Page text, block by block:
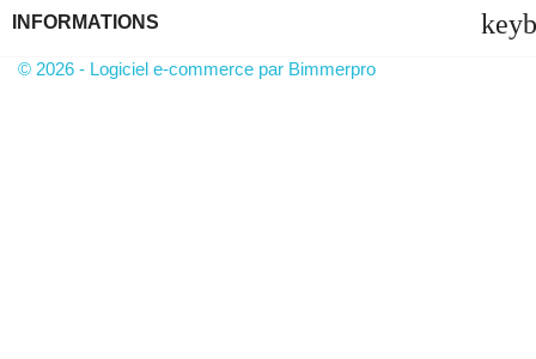
INFORMATIONS
© 2026 - Logiciel e-commerce par Bimmerpro